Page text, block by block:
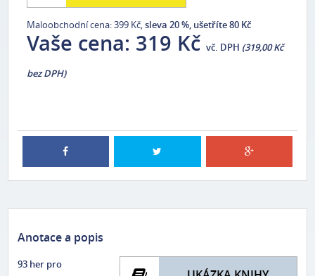
Maloobchodní cena: 399 Kč,sleva 20 %, ušetříte 80 Kč
Vaše cena: 319 Kč vč. DPH (319,00 Kč
bez DPH)
Anotace a popis
93 her pro